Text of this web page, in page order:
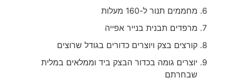
מחממים תנור ל-160 מעלות
מרפדים תבנית בנייר אפייה
קורצים בצק ויוצרים כדורים בגודל שרוצים
יוצרים גומה בכדור הבצק ביד וממלאים במלית
שבחרתם